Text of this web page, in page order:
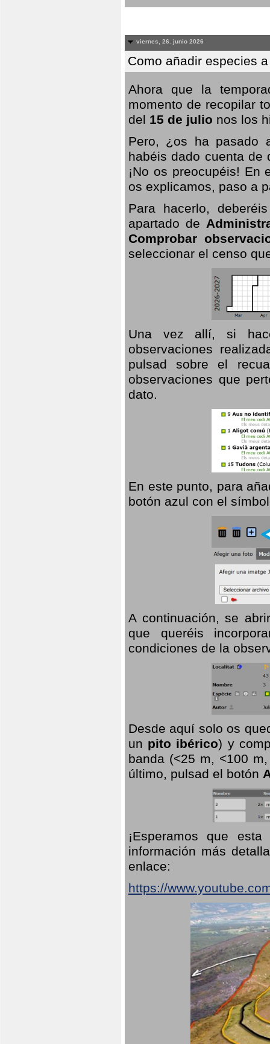
viernes, 26. junio 2026
Como añadir especies
Ahora que la
momento de recopilar
del 15 de julio nos los
Pero, ¿os ha pasado
habéis dado cuenta de
¡No os preocupéis!
os explicamos, paso a
Para hacerlo,
apartado de
Comprobar
seleccionar el censo
Una vez allí, si
observaciones
pulsad sobre el
observaciones que
dato.
En este punto, para
botón azul con el
A continuación, se
que queréis
condiciones de la
Desde aquí solo os
un pito ibérico) y
banda (<25 m, <100
último, pulsad el botón
¡Esperamos que
información más
enlace:
https://